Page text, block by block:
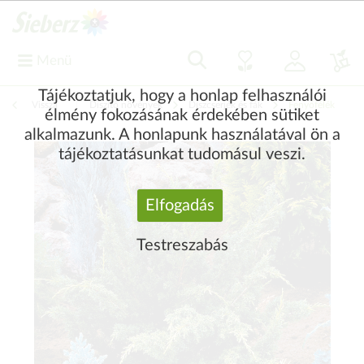
Vissza Díszítő növények Díszcserjék és fák Fenyőfélék
Tájékoztatjuk, hogy a honlap felhasználói
élmény fokozásának érdekében sütiket
alkalmazunk. A honlapunk használatával ön a
tájékoztatásunkat tudomásul veszi.
Elfogadás
Testreszabás